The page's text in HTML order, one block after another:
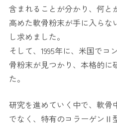
含まれることが分かり、何と
高めた軟骨粉末が手に入らな
し求めました。
そして、1995年に、米国で
骨粉末が見つかり、本格的に
た。
研究を進めていく中で、軟骨
でなく、特有のコラーゲンⅡ